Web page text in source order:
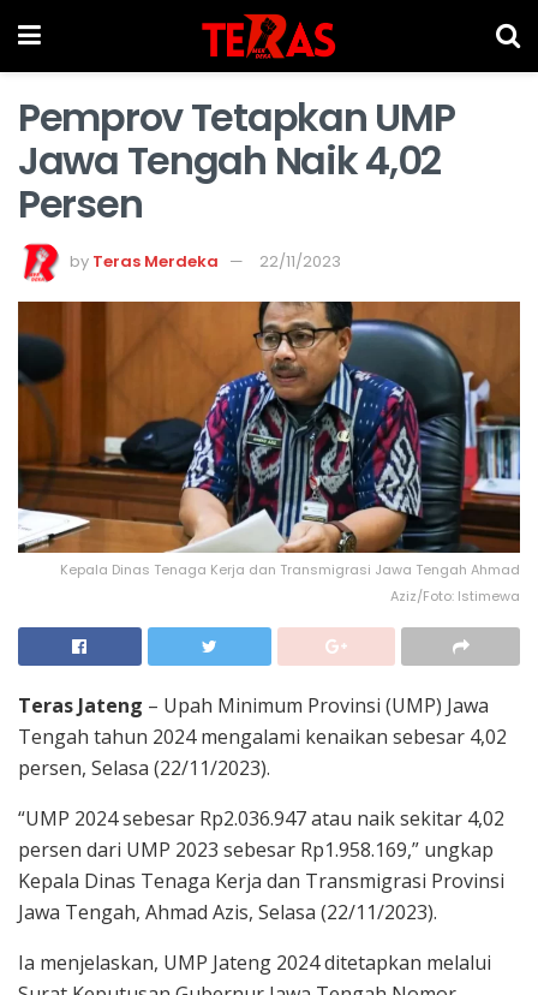
Pemprov Tetapkan UMP
Jawa Tengah Naik 4,02
Persen
by Teras Merdeka 22/11/2023
Kepala Dinas Tenaga Kerja dan Transmigrasi Jawa Tengah Ahmad
Aziz/Foto: Istimewa
Teras Jateng – Upah Minimum Provinsi (UMP) Jawa
Tengah tahun 2024 mengalami kenaikan sebesar 4,02
persen, Selasa (22/11/2023).
“UMP 2024 sebesar Rp2.036.947 atau naik sekitar 4,02
persen dari UMP 2023 sebesar Rp1.958.169,” ungkap
Kepala Dinas Tenaga Kerja dan Transmigrasi Provinsi
Jawa Tengah, Ahmad Azis, Selasa (22/11/2023).
Ia menjelaskan, UMP Jateng 2024 ditetapkan melalui